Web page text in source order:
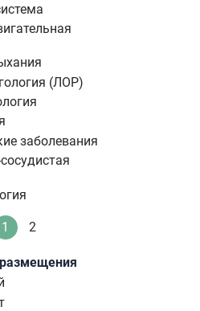
(ЛОР)
заболевания
Текущая
1 Стандартное
2